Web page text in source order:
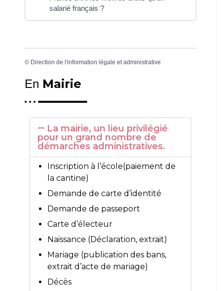
salarié français ?
© Direction de l'information légale et administrative
En Mairie
La mairie, un lieu privilégié
pour un grand nombre de
démarches administratives.
Inscription à l’école(paiement de
la cantine)
Demande de carte d’identité
Demande de passeport
Carte d’électeur
Naissance (Déclaration, extrait)
Mariage (publication des bans,
extrait d’acte de mariage)
Décès